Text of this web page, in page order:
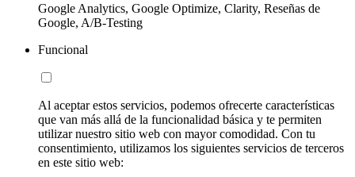
Google Analytics, Google Optimize, Clarity, Reseñas de
Google, A/B-Testing
Funcional
Al aceptar estos servicios, podemos ofrecerte características
que van más allá de la funcionalidad básica y te permiten
utilizar nuestro sitio web con mayor comodidad. Con tu
consentimiento, utilizamos los siguientes servicios de terceros
en este sitio web: